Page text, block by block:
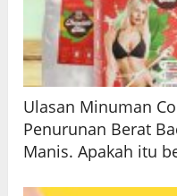
Ulasan Minuman
Penurunan Berat
Manis. Apakah itu